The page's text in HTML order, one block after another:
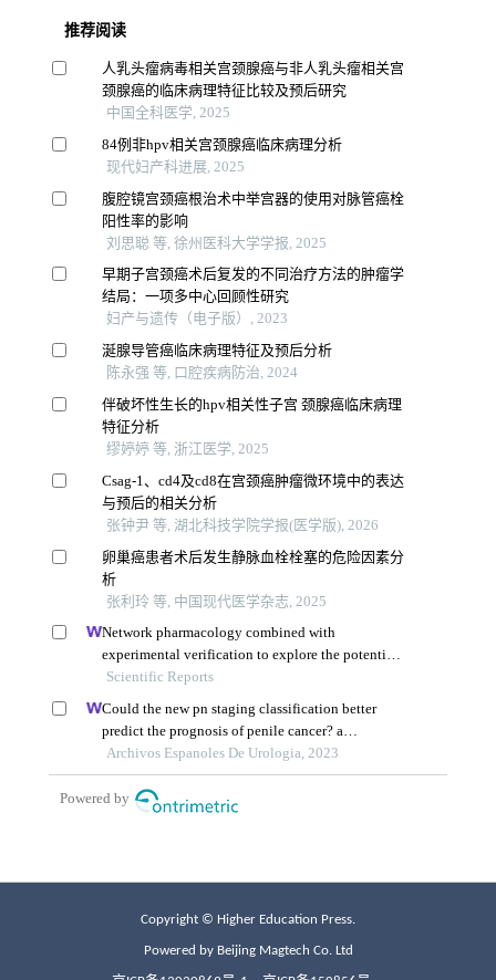
Copyright © Higher Education Press.
Powered by Beijing Magtech Co. Ltd